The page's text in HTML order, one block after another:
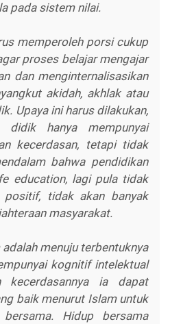
pada sistem nilai.
memperoleh porsi cukup
proses belajar mengajar
dan menginternalisasikan
akidah, akhlak atau
Upaya ini harus dilakukan,
hanya mempunyai
kecerdasan, tetapi tidak
bahwa pendidikan
education, lagi pula tidak
tidak akan banyak
masyarakat.
menuju terbentuknya
kognitif intelektual
kecerdasannya ia dapat
baik menurut Islam untuk
Hidup bersama